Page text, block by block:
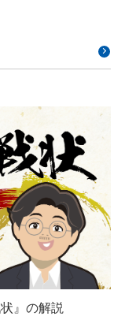
』の解説